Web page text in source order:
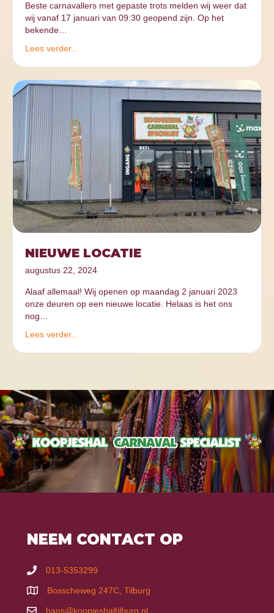
Beste carnavallers met gepaste trots melden wij weer dat
wij vanaf 17 januari van 09:30 geopend zijn. Op het
bekende…
Lees verder...
NIEUWE LOCATIE
augustus 22, 2024
Alaaf allemaal! Wij openen op maandag 2 januari 2023
onze deuren op een nieuwe locatie. Helaas is het ons
nog…
Lees verder...
NEEM CONTACT OP
013-5353299
Bosscheweg 247C, Tilburg
hans@koopjeshaltilburg.nl